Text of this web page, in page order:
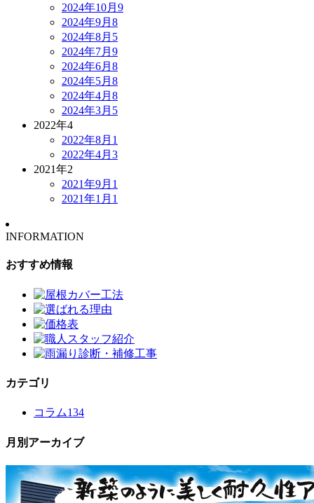
2024年10月 9
2024年9月 8
2024年8月 5
2024年7月 9
2024年6月 8
2024年5月 8
2024年4月 8
2024年3月 5
2022年4
2022年8月 1
2022年4月 3
2021年2
2021年9月 1
2021年1月 1
INFORMATION
おすすめ情報
カテゴリ
コラム134
月別アーカイブ